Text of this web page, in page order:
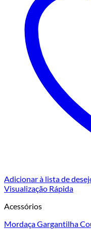
Adicionar à lista de
Visualização Rápida
Acessórios
Mordaça Gargantilha